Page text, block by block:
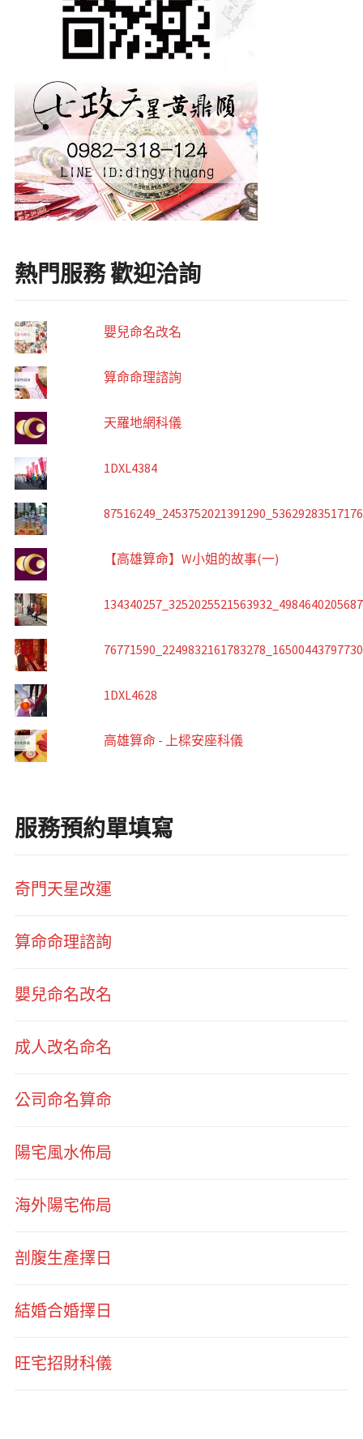
熱門服務 歡迎洽詢
嬰兒命名改名
算命命理諮詢
天羅地網科儀
1DXL4384
【高雄算命】W小姐的故事(一)
1DXL4628
高雄算命 - 上樑安座科儀
服務預約單填寫
奇門天星改運
算命命理諮詢
嬰兒命名改名
成人改名命名
公司命名算命
陽宅風水佈局
海外陽宅佈局
剖腹生產擇日
結婚合婚擇日
旺宅招財科儀